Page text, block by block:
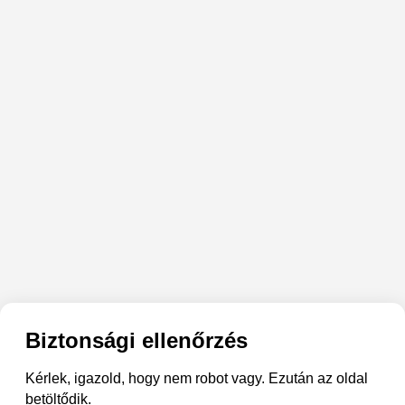
Biztonsági ellenőrzés
Kérlek, igazold, hogy nem robot vagy. Ezután az oldal
betöltődik.